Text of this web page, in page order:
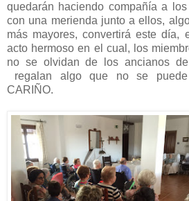
quedarán haciendo compañía a
con una merienda junto a ellos,
más mayores, convertirá este día,
acto hermoso en el cual, los
no se olvidan de los ancianos
regalan algo que no se
CARIÑO.